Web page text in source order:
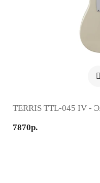
TERRIS TTL-045 IV -
7870р.